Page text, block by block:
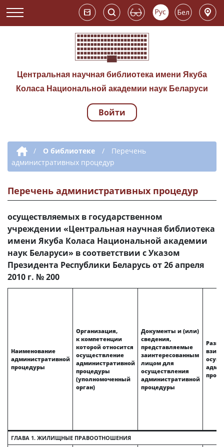
Центральная научная библиотека имени Якуба
Коласа Национальной академии наук Беларуси
Навигация по
Войти
Дополнительная навигация
/ О библиотеке /
Перечень
административных процедур
Перечень административных процедур
осуществляемых в государственном
учреждении «Центральная научная библиотека
имени Якуба Коласа Национальной академии
наук Беларуси» в соответствии с Указом
Президента Республики Беларусь от 26 апреля
2010 г. № 200
Наименование
административной
процедуры
Организация,
к компетенции
которой относится
осуществление
административной
процедуры
(уполномоченный
орган)
Документы и (или)
сведения,
представляемые
заинтересованным
лицом для
осуществления
административной
процедуры
ГЛАВА 1. ЖИЛИЩНЫЕ ПРАВООТНОШЕНИЯ